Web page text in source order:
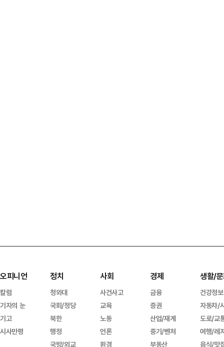
오피니언
칼럼
기자의 눈
기고
시사만평
정치
청와대
국회/정당
북한
행정
국방/외교
사회
사건사고
교육
노동
언론
환경
경제
금융
증권
산업/재계
중기/벤처
부동산
생활/
건강정보
자동차/
도로/교
여행/레
음식/맛